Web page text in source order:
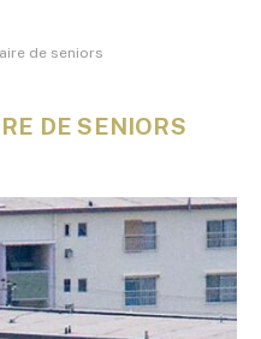
de seniors
DE SENIORS